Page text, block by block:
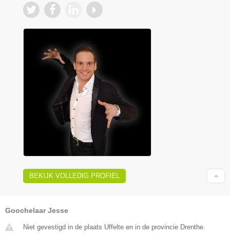
BEKIJK VOLLEDIG PROFIEL
Goochelaar Jesse
Niet gevestigd in de plaats Uffelte en in de provincie Drenthe.